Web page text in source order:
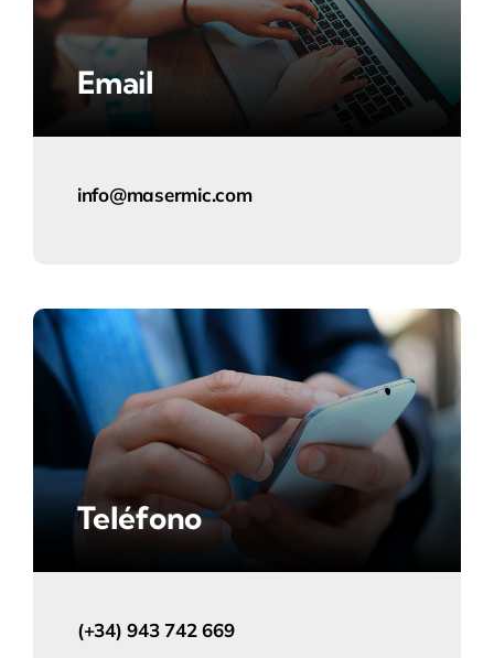
Email
info@masermic.com
Teléfono
(+34) 943 742 669